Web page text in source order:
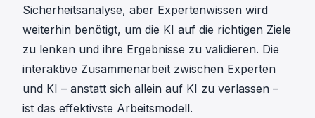
Sicherheitsanalyse, aber Expertenwissen wird
weiterhin benötigt, um die KI auf die richtigen Ziele
zu lenken und ihre Ergebnisse zu validieren. Die
interaktive Zusammenarbeit zwischen Experten
und KI – anstatt sich allein auf KI zu verlassen –
ist das effektivste Arbeitsmodell.